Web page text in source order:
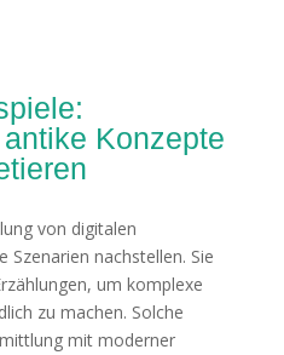
Konzepte
von digitalen
Szenarien nachstellen. Sie
um komplexe
zu machen. Solche
mit moderner